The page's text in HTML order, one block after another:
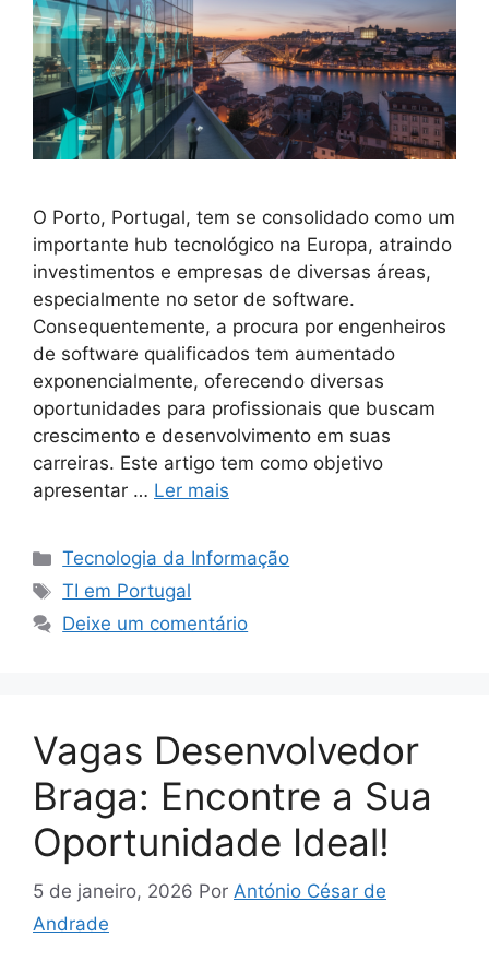
O Porto, Portugal, tem se consolidado como um
importante hub tecnológico na Europa, atraindo
investimentos e empresas de diversas áreas,
especialmente no setor de software.
Consequentemente, a procura por engenheiros
de software qualificados tem aumentado
exponencialmente, oferecendo diversas
oportunidades para profissionais que buscam
crescimento e desenvolvimento em suas
carreiras. Este artigo tem como objetivo
apresentar … Ler mais
Categorias
Tecnologia da Informação
Tags
TI em Portugal
Deixe um comentário
Vagas Desenvolvedor
Braga: Encontre a Sua
Oportunidade Ideal!
5 de janeiro, 2026 Por António César de
Andrade